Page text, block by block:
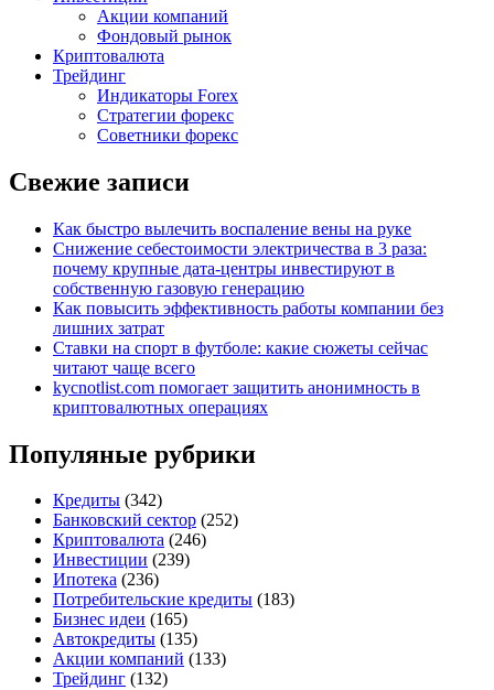
Акции компаний
Фондовый рынок
Криптовалюта
Трейдинг
Индикаторы Forex
Стратегии форекс
Советники форекс
Свежие записи
Как быстро вылечить воспаление вены на руке
Снижение себестоимости электричества в 3 раза:
почему крупные дата-центры инвестируют в
собственную газовую генерацию
Как повысить эффективность работы компании без
лишних затрат
Ставки на спорт в футболе: какие сюжеты сейчас
читают чаще всего
kycnotlist.com помогает защитить анонимность в
криптовалютных операциях
Популяные рубрики
Кредиты (342)
Банковский сектор (252)
Криптовалюта (246)
Инвестиции (239)
Ипотека (236)
Потребительские кредиты (183)
Бизнес идеи (165)
Автокредиты (135)
Акции компаний (133)
Трейдинг (132)